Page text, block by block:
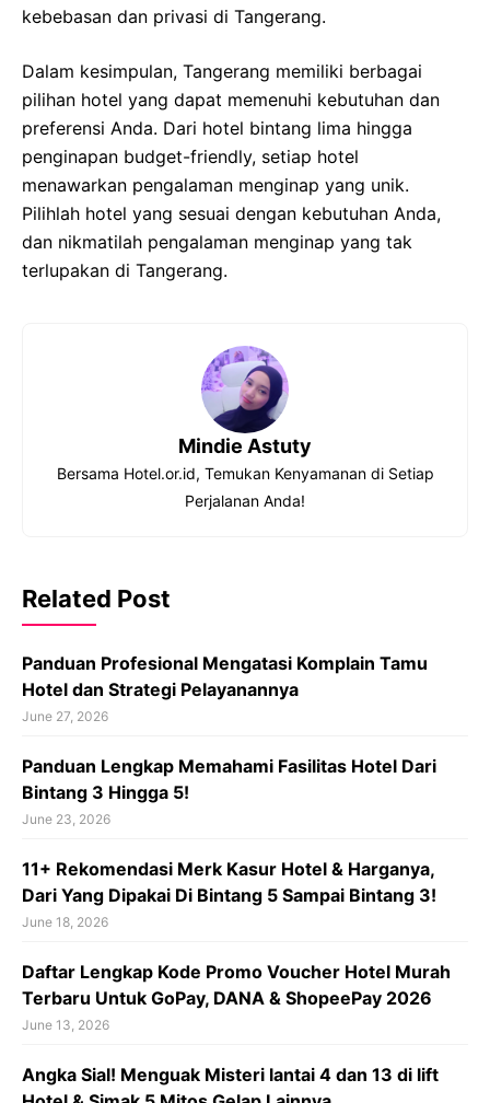
kebebasan dan privasi di Tangerang.
Dalam kesimpulan, Tangerang memiliki berbagai
pilihan hotel yang dapat memenuhi kebutuhan dan
preferensi Anda. Dari hotel bintang lima hingga
penginapan budget-friendly, setiap hotel
menawarkan pengalaman menginap yang unik.
Pilihlah hotel yang sesuai dengan kebutuhan Anda,
dan nikmatilah pengalaman menginap yang tak
terlupakan di Tangerang.
Mindie Astuty
Bersama Hotel.or.id, Temukan Kenyamanan di Setiap
Perjalanan Anda!
Related Post
Panduan Profesional Mengatasi Komplain Tamu
Hotel dan Strategi Pelayanannya
June 27, 2026
Panduan Lengkap Memahami Fasilitas Hotel Dari
Bintang 3 Hingga 5!
June 23, 2026
11+ Rekomendasi Merk Kasur Hotel & Harganya,
Dari Yang Dipakai Di Bintang 5 Sampai Bintang 3!
June 18, 2026
Daftar Lengkap Kode Promo Voucher Hotel Murah
Terbaru Untuk GoPay, DANA & ShopeePay 2026
June 13, 2026
Angka Sial! Menguak Misteri lantai 4 dan 13 di lift